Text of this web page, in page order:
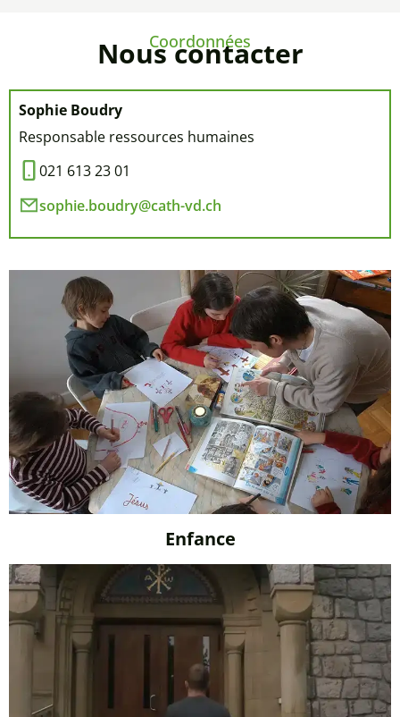
Coordonnées
Nous contacter
Sophie Boudry
Responsable ressources humaines
021 613 23 01
sophie.boudry@cath-vd.ch
Enfance